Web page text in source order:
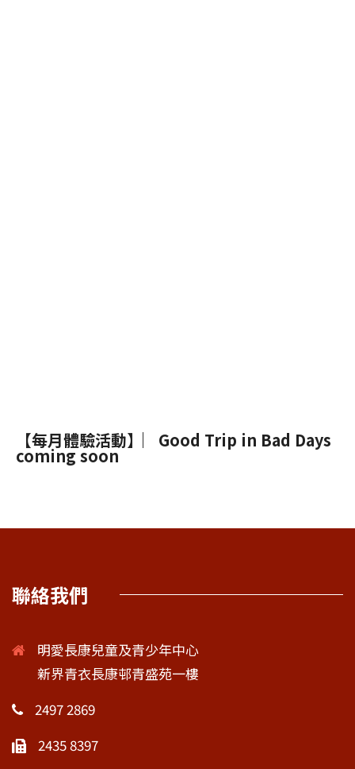
【每月體驗活動】︳Good Trip in Bad Days
coming soon
聯絡我們
明愛長康兒童及青少年中心
新界青衣長康邨青盛苑一樓
2497 2869
2435 8397